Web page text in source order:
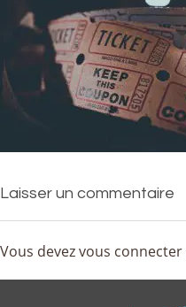
Laisser un commentaire
Vous devezvous connecter